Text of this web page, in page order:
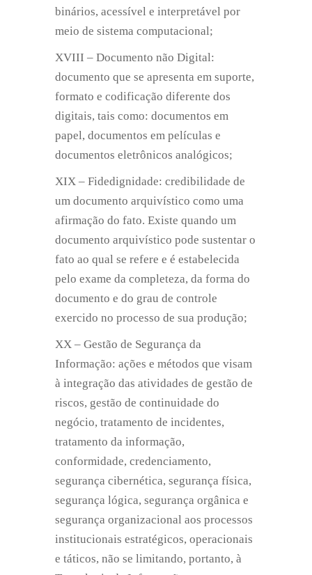
binários, acessível e interpretável por
meio de sistema computacional;
XVIII – Documento não Digital:
documento que se apresenta em suporte,
formato e codificação diferente dos
digitais, tais como: documentos em
papel, documentos em películas e
documentos eletrônicos analógicos;
XIX – Fidedignidade: credibilidade de
um documento arquivístico como uma
afirmação do fato. Existe quando um
documento arquivístico pode sustentar o
fato ao qual se refere e é estabelecida
pelo exame da completeza, da forma do
documento e do grau de controle
exercido no processo de sua produção;
XX – Gestão de Segurança da
Informação: ações e métodos que visam
à integração das atividades de gestão de
riscos, gestão de continuidade do
negócio, tratamento de incidentes,
tratamento da informação,
conformidade, credenciamento,
segurança cibernética, segurança física,
segurança lógica, segurança orgânica e
segurança organizacional aos processos
institucionais estratégicos, operacionais
e táticos, não se limitando, portanto, à